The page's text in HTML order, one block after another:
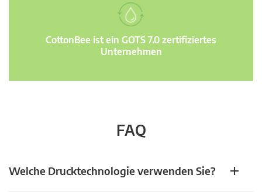
CottonBee ist ein GOTS 7.0 zertifiziertes
Unternehmen
FAQ
Welche Drucktechnologie verwenden Sie?